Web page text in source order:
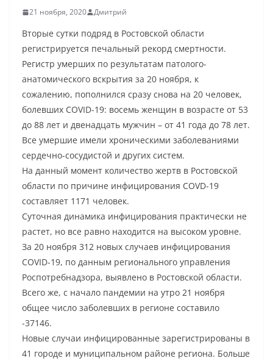
21 ноября, 2020 Дмитрий
Вторые сутки подряд в Ростовской области
регистрируется печальный рекорд смертности.
Регистр умерших по результатам патолого-
анатомического вскрытия за 20 ноября, к
сожалению, пополнился сразу снова на 20 человек,
болевших COVID-19: восемь женщин в возрасте от 53
до 88 лет и двенадцать мужчин – от 41 года до 78 лет.
Все умершие имели хроническими заболеваниями
сердечно-сосудистой и других систем.
На данный момент количество жертв в Ростовской
области по причине инфицирования COVD-19
составляет 1171 человек.
Суточная динамика инфицирования практически не
растет, но все равно находится на высоком уровне.
За 20 ноября 312 новых случаев инфицирования
COVID-19, по данным регионального управления
Роспотребнадзора, выявлено в Ростовской области.
Всего же, с начало пандемии на утро 21 ноября
общее число заболевших в регионе составило
-37146.
Новые случаи инфицированные зарегистрированы в
41 городе и муниципальном районе региона. Больше